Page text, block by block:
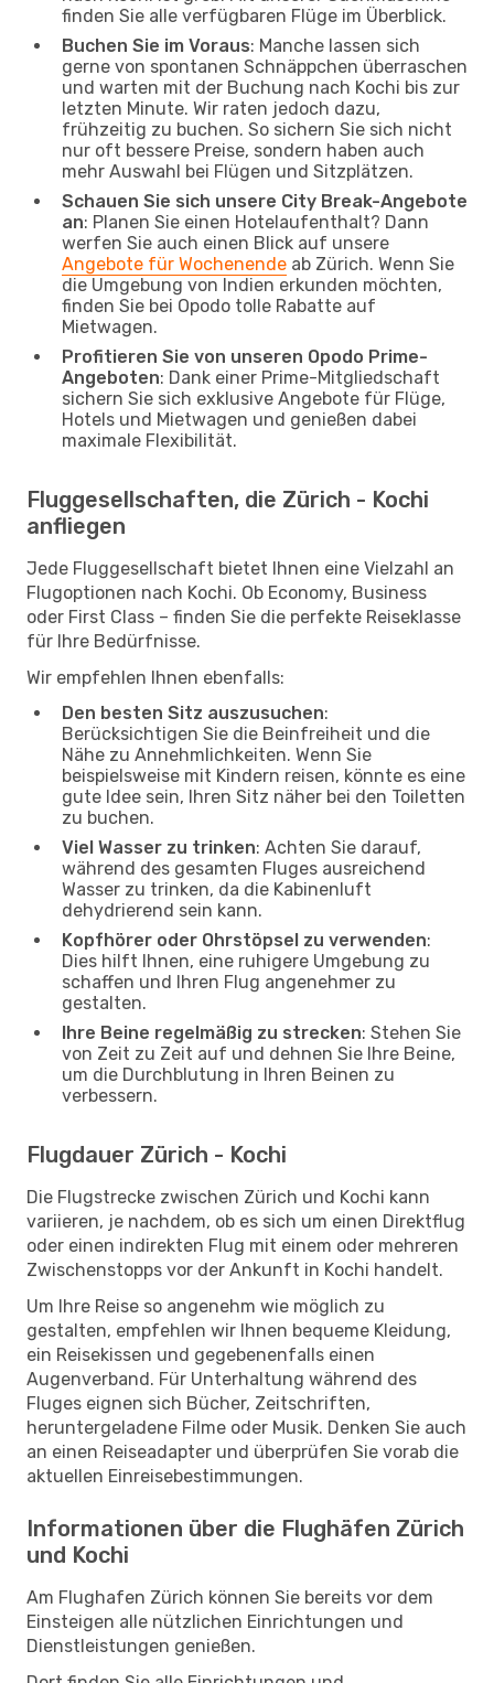
finden Sie alle verfügbaren Flüge im Überblick.
Buchen Sie im Voraus: Manche lassen sich
gerne von spontanen Schnäppchen überraschen
und warten mit der Buchung nach Kochi bis zur
letzten Minute. Wir raten jedoch dazu,
frühzeitig zu buchen. So sichern Sie sich nicht
nur oft bessere Preise, sondern haben auch
mehr Auswahl bei Flügen und Sitzplätzen.
Schauen Sie sich unsere City Break-Angebote
an: Planen Sie einen Hotelaufenthalt? Dann
werfen Sie auch einen Blick auf unsere
Angebote für Wochenende ab Zürich. Wenn Sie
die Umgebung von Indien erkunden möchten,
finden Sie bei Opodo tolle Rabatte auf
Mietwagen.
Profitieren Sie von unseren Opodo Prime-
Angeboten: Dank einer Prime-Mitgliedschaft
sichern Sie sich exklusive Angebote für Flüge,
Hotels und Mietwagen und genießen dabei
maximale Flexibilität.
Fluggesellschaften, die Zürich - Kochi
anfliegen
Jede Fluggesellschaft bietet Ihnen eine Vielzahl an
Flugoptionen nach Kochi. Ob Economy, Business
oder First Class – finden Sie die perfekte Reiseklasse
für Ihre Bedürfnisse.
Wir empfehlen Ihnen ebenfalls:
Den besten Sitz auszusuchen:
Berücksichtigen Sie die Beinfreiheit und die
Nähe zu Annehmlichkeiten. Wenn Sie
beispielsweise mit Kindern reisen, könnte es eine
gute Idee sein, Ihren Sitz näher bei den Toiletten
zu buchen.
Viel Wasser zu trinken: Achten Sie darauf,
während des gesamten Fluges ausreichend
Wasser zu trinken, da die Kabinenluft
dehydrierend sein kann.
Kopfhörer oder Ohrstöpsel zu verwenden:
Dies hilft Ihnen, eine ruhigere Umgebung zu
schaffen und Ihren Flug angenehmer zu
gestalten.
Ihre Beine regelmäßig zu strecken: Stehen Sie
von Zeit zu Zeit auf und dehnen Sie Ihre Beine,
um die Durchblutung in Ihren Beinen zu
verbessern.
Flugdauer Zürich - Kochi
Die Flugstrecke zwischen Zürich und Kochi kann
variieren, je nachdem, ob es sich um einen Direktflug
oder einen indirekten Flug mit einem oder mehreren
Zwischenstopps vor der Ankunft in Kochi handelt.
Um Ihre Reise so angenehm wie möglich zu
gestalten, empfehlen wir Ihnen bequeme Kleidung,
ein Reisekissen und gegebenenfalls einen
Augenverband. Für Unterhaltung während des
Fluges eignen sich Bücher, Zeitschriften,
heruntergeladene Filme oder Musik. Denken Sie auch
an einen Reiseadapter und überprüfen Sie vorab die
aktuellen Einreisebestimmungen.
Informationen über die Flughäfen Zürich
und Kochi
Am Flughafen Zürich können Sie bereits vor dem
Einsteigen alle nützlichen Einrichtungen und
Dienstleistungen genießen.